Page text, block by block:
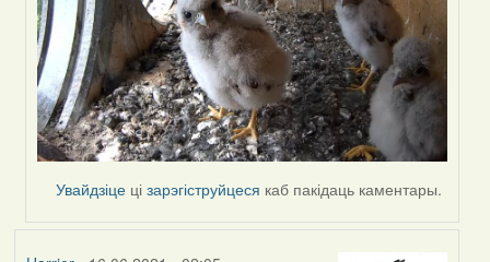
Увайдзіце цізарэгіструйцеся каб пакідаць каментары.